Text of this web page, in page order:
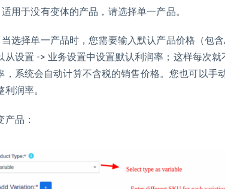
用于没有变体的产品，请选择单一产品。
选择单一产品时，您需要输入默认产品价格（包
从设置 -> 业务设置中设置默认利润率；这样每次就
，系统会自动计算不含税的销售价格。您也可以手
利润率。
产品：